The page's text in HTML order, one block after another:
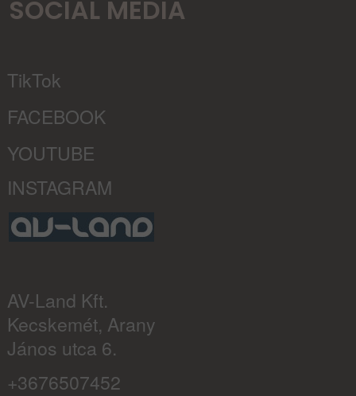
SOCIAL MEDIA
TikTok
FACEBOOK
YOUTUBE
INSTAGRAM
AV-Land Kft.
Kecskemét, Arany
János utca 6.
+3676507452